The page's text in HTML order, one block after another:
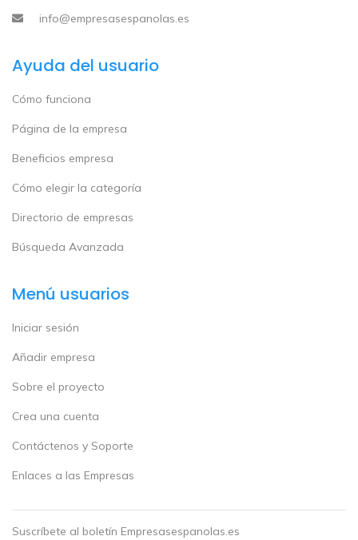
info@empresasespanolas.es
Ayuda del usuario
Cómo funciona
Página de la empresa
Beneficios empresa
Cómo elegir la categoría
Directorio de empresas
Búsqueda Avanzada
Menú usuarios
Iniciar sesión
Añadir empresa
Sobre el proyecto
Crea una cuenta
Contáctenos y Soporte
Enlaces a las Empresas
Suscríbete al boletín Empresasespanolas.es